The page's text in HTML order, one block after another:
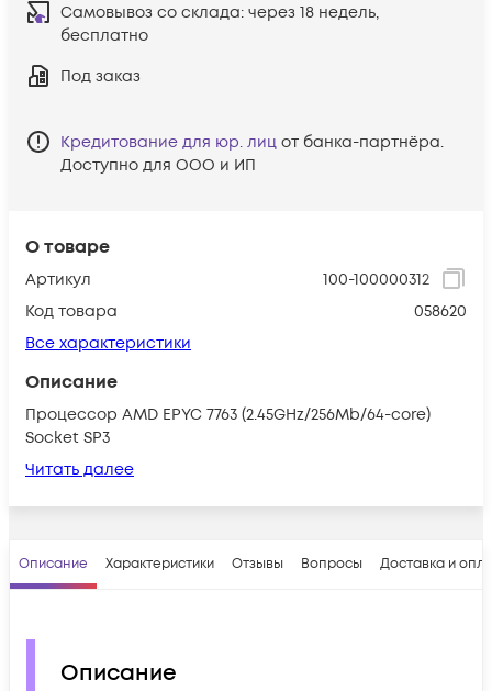
О товаре
Артикул
100-100000312
Код товара
058620
Все характеристики
Описание
Процессор AMD EPYC 7763 (2.45GHz/256Mb/64-core)
Socket SP3
Читать далее
Самовывоз со склада: через 18 недель,
бесплатно
Под заказ
Кредитование для юр. лиц от банка-партнёра.
Доступно для ООО и ИП
Описание Характеристики Отзывы Вопросы Доставка и
Описание